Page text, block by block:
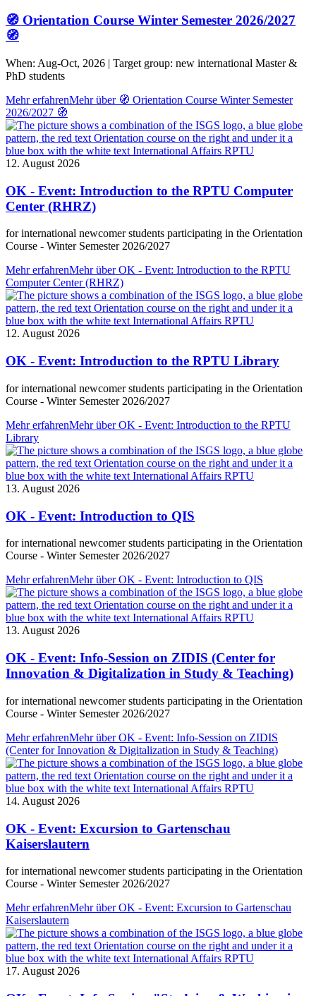
🧭 Orientation Course Winter Semester 2026/2027
🧭
When: Aug-Oct, 2026 | Target group: new international Master &
PhD students
Mehr erfahrenMehr über 🧭 Orientation Course Winter Semester
2026/2027 🧭
12. August 2026
OK - Event: Introduction to the RPTU Computer
Center (RHRZ)
for international newcomer students participating in the Orientation
Course - Winter Semester 2026/2027
Mehr erfahrenMehr über OK - Event: Introduction to the RPTU
Computer Center (RHRZ)
12. August 2026
OK - Event: Introduction to the RPTU Library
for international newcomer students participating in the Orientation
Course - Winter Semester 2026/2027
Mehr erfahrenMehr über OK - Event: Introduction to the RPTU
Library
13. August 2026
OK - Event: Introduction to QIS
for international newcomer students participating in the Orientation
Course - Winter Semester 2026/2027
Mehr erfahrenMehr über OK - Event: Introduction to QIS
13. August 2026
OK - Event: Info-Session on ZIDIS (Center for
Innovation & Digitalization in Study & Teaching)
for international newcomer students participating in the Orientation
Course - Winter Semester 2026/2027
Mehr erfahrenMehr über OK - Event: Info-Session on ZIDIS
(Center for Innovation & Digitalization in Study & Teaching)
14. August 2026
OK - Event: Excursion to Gartenschau
Kaiserslautern
for international newcomer students participating in the Orientation
Course - Winter Semester 2026/2027
Mehr erfahrenMehr über OK - Event: Excursion to Gartenschau
Kaiserslautern
17. August 2026